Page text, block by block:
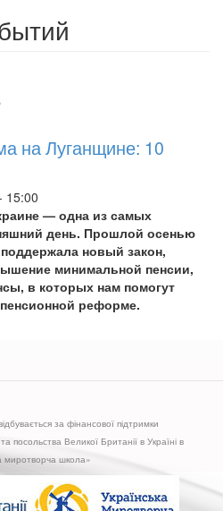
на Луганщине: 10
15:00
— одна из самых
день. Прошлой осенью
новый закон,
минимальной пенсии,
в которых нам помогут
реформе.
за фінансової підтримки
Великої Британії в Україні в
миротворча школа»